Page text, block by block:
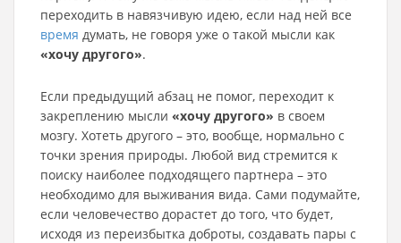
переходить в навязчивую идею, если над ней все
время думать, не говоря уже о такой мысли как
«хочу другого».
Если предыдущий абзац не помог, переходит к
закреплению мысли «хочу другого» в своем
мозгу. Хотеть другого – это, вообще, нормально с
точки зрения природы. Любой вид стремится к
поиску наиболее подходящего партнера – это
необходимо для выживания вида. Сами подумайте,
если человечество дорастет до того, что будет,
исходя из переизбытка доброты, создавать пары с